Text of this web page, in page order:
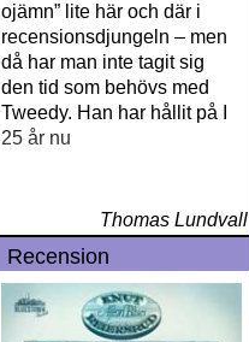
ojämn” lite här och där i
recensionsdjungeln – men
då har man inte tagit sig
den tid som behövs med
Tweedy. Han har hållit på I
25 år nu
Thomas Lundvall
Recension